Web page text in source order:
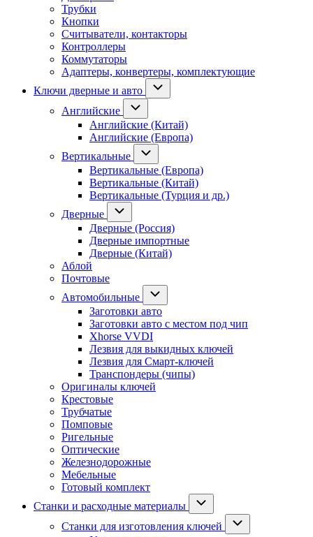
Трубки
Кнопки
Считыватели, контакторы
Контроллеры
Коммутаторы
Адаптеры, конвертеры, комплектующие
Ключи дверные и авто
Английские
Английские (Китай)
Английские (Европа)
Вертикальные
Вертикальные (Европа)
Вертикальные (Китай)
Вертикальные (Турция и др.)
Дверные
Дверные (Россия)
Дверные импортные
Дверные (Китай)
Аблой
Почтовые
Автомобильные
Заготовки авто
Заготовки авто с местом под чип
Xhorse VVDI
Лезвия для выкидных ключей
Лезвия для Смарт-ключей
Транспондеры (чипы)
Оригиналы ключей
Крестовые
Трубчатые
Помповые
Ригельные
Оптические
Железнодорожные
Мебельные
Готовый комплект
Станки и расходные материалы
Станки для изготовления ключей